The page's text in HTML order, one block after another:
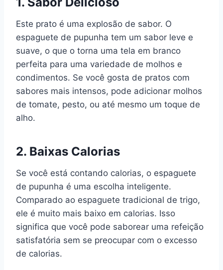
Este prato é uma explosão de sabor. O
espaguete de pupunha tem um sabor leve e
suave, o que o torna uma tela em branco
perfeita para uma variedade de molhos e
condimentos. Se você gosta de pratos com
sabores mais intensos, pode adicionar molhos
de tomate, pesto, ou até mesmo um toque de
alho.
2. Baixas Calorias
Se você está contando calorias, o espaguete
de pupunha é uma escolha inteligente.
Comparado ao espaguete tradicional de trigo,
ele é muito mais baixo em calorias. Isso
significa que você pode saborear uma refeição
satisfatória sem se preocupar com o excesso
de calorias.